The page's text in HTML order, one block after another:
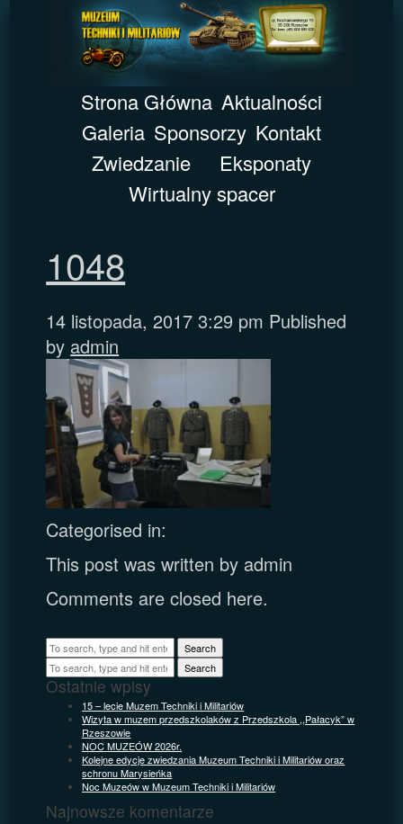
Strona Główna Aktualności
Galeria Sponsorzy Kontakt
Zwiedzanie
Eksponaty
Wirtualny spacer
1048
14 listopada, 2017 3:29 pm Published
by admin
Categorised in:
This post was written by admin
Comments are closed here.
Search
Search
Ostatnie wpisy
15 – lecie Muzem Techniki i Militariów
Wizyta w muzem przedszkolaków z Przedszkola ,,Pałacyk” w
Rzeszowie
NOC MUZEÓW 2026r.
Kolejne edycje zwiedzania Muzeum Techniki i Militariów oraz
schronu Marysieńka
Noc Muzeów w Muzeum Techniki i Militariów
Najnowsze komentarze